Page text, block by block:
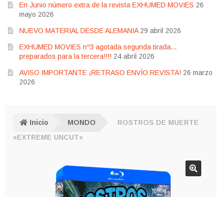
En Junio número extra de la revista EXHUMED MOVIES 26
mayo 2026
NUEVO MATERIAL DESDE ALEMANIA 29 abril 2026
EXHUMED MOVIES nº3 agotada segunda tirada…
preparados para la tercera!!!! 24 abril 2026
AVISO IMPORTANTE ¡RETRASO ENVÍO REVISTA! 26 marzo
2026
Inicio MONDO
ROSTROS DE MUERTE
«EXTREME UNCUT»